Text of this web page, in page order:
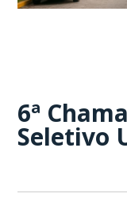
6ª
Seletivo